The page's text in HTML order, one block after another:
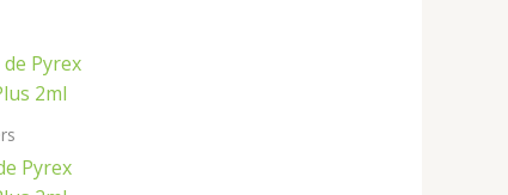
Pyrex